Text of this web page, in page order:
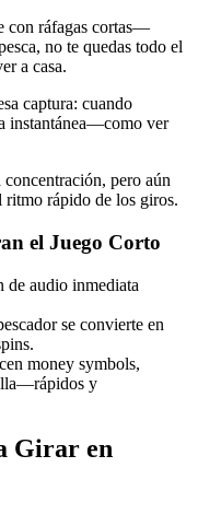
con ráfagas cortas—
no te quedas todo el
a casa.
captura: cuando
instantánea—como ver
pero aún
ritmo rápido de los giros.
el Juego Corto
de audio inmediata
se convierte en
money symbols,
y
Girar en